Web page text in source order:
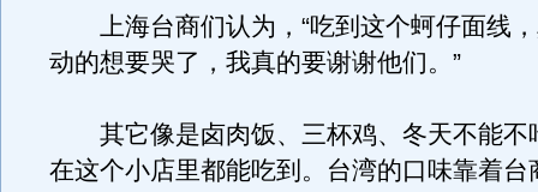
上海台商们认为，“吃到这个蚵仔面线，
动的想要哭了，我真的要谢谢他们。”
其它像是卤肉饭、三杯鸡、冬天不能不
在这个小店里都能吃到。台湾的口味靠着台